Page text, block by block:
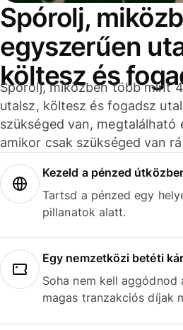
Spórolj,
egyszerűen
költesz és
Spórolj, miközben több mint
utalsz, költesz és fogadsz
szükséged van, megtalálható
amikor csak szükséged van
Kezeld a pénzed
Tartsd a pénzed egy
pillanatok alatt.
Egy nemzetközi betéti
Soha nem kell
magas tranzakciós díjak